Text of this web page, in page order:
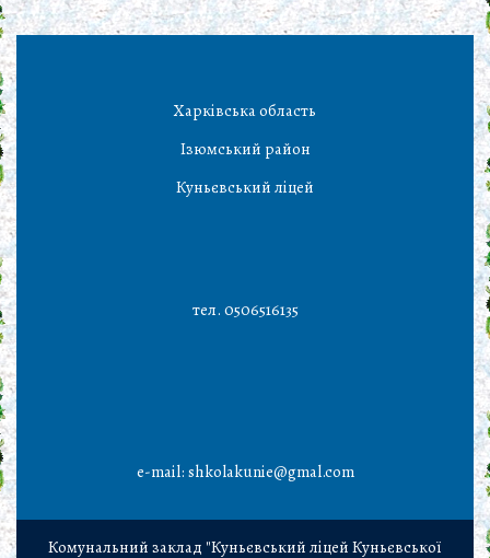
Харківська область
Ізюмський район
Куньєвський ліцей
тел. 0506516135
e-mail: shkolakunie@gmal.com
Комунальний заклад "Куньєвський ліцей Куньєвської